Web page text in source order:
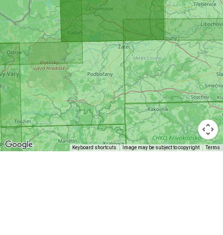
Keyboard shortcuts Image may be subject to copyright Terms